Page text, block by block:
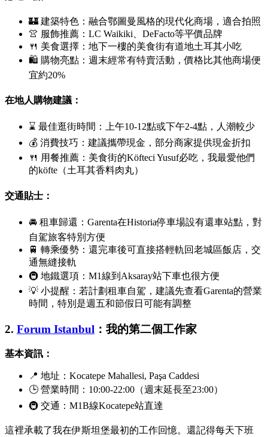
🏰 建築特色：融合鄂圖曼風格的現代化商場，適合拍照
👚 服飾推薦： LC Waikiki DeFacto等平價品牌
🍴 美食選擇：地下一樓的美食街有道地土耳其小吃
🛍 購物亮點：週末經常有特賣活動，價格比其他商場便
宜約20%
在地人購物建議：
⌛ 最佳逛街時間：上午10-12點或下午2-4點，人潮較少
💰 消費技巧：建議攜帶現金，部分商家提供現金折扣
🍴 用餐推薦：美食街的Köfteci Yusuf必吃，我最愛他們
的köfte （土耳其香料肉丸）
交通貼士：
🚘 租車歸還： Garenta在Historia停車場設有還車站點，對
自駕旅客特別方便
🚆 轉乘優勢：還完車後可直接搭輕軌回老城區飯店，交
通無縫接軌
🚇 地鐵選項：M1線到 Aksaray站下車也很方便
💡 小提醒：若計劃租車自駕，建議先查看Garenta的營業
時間，特別是週五和節假日可能有調整
2. Forum Istanbul ：我的第二個工作家
基本資訊：
📍 地址： Kocatepe Mahallesi, Paşa Caddesi
🕒 營業時間：10:00-22:00（週末延長至23:00）
🚇 交通：M1B線Kocatepe站直達
這裡承載了我在伊斯坦堡最初的工作回憶。還記得每天下班